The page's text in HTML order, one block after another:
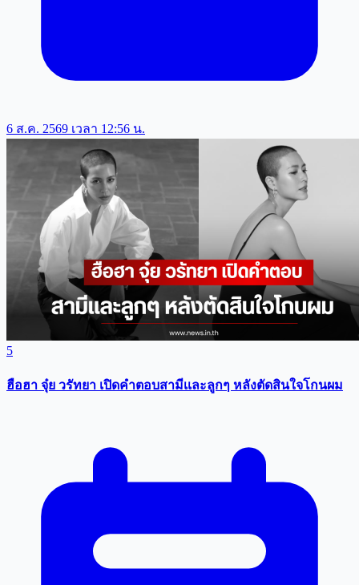
6 ส.ค. 2569 เวลา 12:56 น.
5
ฮือฮา จุ๋ย วรัทยา เปิดคำตอบสามีเเละลูกๆ หลังตัดสินใจโกนผม